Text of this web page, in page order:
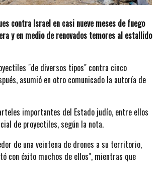
contra Israel en casi nueve meses de fuego
y en medio de renovados temores al estallido
"de diversos tipos" contra cinco
asumió en otro comunicado la autoría de
importantes del Estado judío, entre ellos
de proyectiles, según la nota.
de una veintena de drones a su territorio,
con éxito muchos de ellos", mientras que